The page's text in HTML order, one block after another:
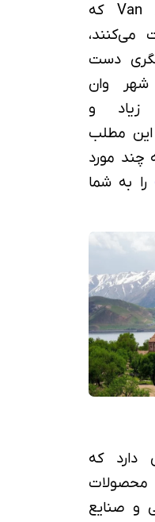
خرید متعددی مانند Van AVM که
می‌کنند،
دست
شهر وان
زیاد و
این مطلب
چند مورد
را به شما
دارد که
محصولات
و صنایع